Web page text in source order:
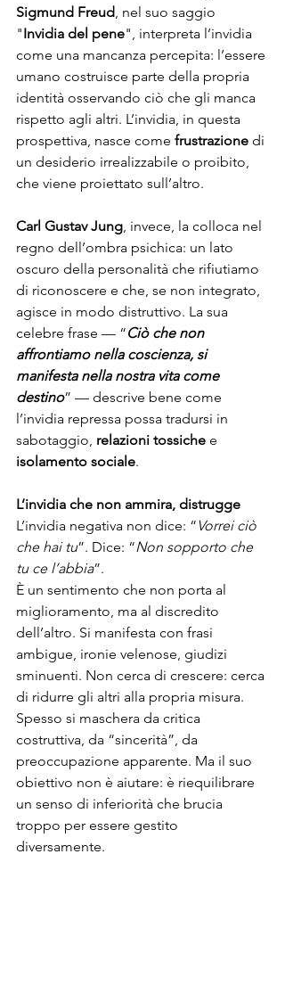
Sigmund Freud, nel suo saggio
"Invidia del pene", interpreta l’invidia
come una mancanza percepita: l’essere
umano costruisce parte della propria
identità osservando ciò che gli manca
rispetto agli altri. L’invidia, in questa
prospettiva, nasce come frustrazione di
un desiderio irrealizzabile o proibito,
che viene proiettato sull’altro.
Carl Gustav Jung, invece, la colloca nel
regno dell’ombra psichica: un lato
oscuro della personalità che rifiutiamo
di riconoscere e che, se non integrato,
agisce in modo distruttivo. La sua
celebre frase — “Ciò che non
affrontiamo nella coscienza, si
manifesta nella nostra vita come
destino” — descrive bene come
l’invidia repressa possa tradursi in
sabotaggio, relazioni tossiche e
isolamento sociale.
L’invidia che non ammira, distrugge
L’invidia negativa non dice: “Vorrei ciò
che hai tu”. Dice: “Non sopporto che
tu ce l’abbia”.
È un sentimento che non porta al
miglioramento, ma al discredito
dell’altro. Si manifesta con frasi
ambigue, ironie velenose, giudizi
sminuenti. Non cerca di crescere: cerca
di ridurre gli altri alla propria misura.
Spesso si maschera da critica
costruttiva, da “sincerità”, da
preoccupazione apparente. Ma il suo
obiettivo non è aiutare: è riequilibrare
un senso di inferiorità che brucia
troppo per essere gestito
diversamente.